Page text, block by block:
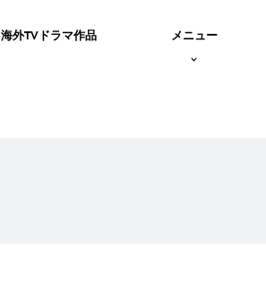
海外TVドラマ作品 メニュー